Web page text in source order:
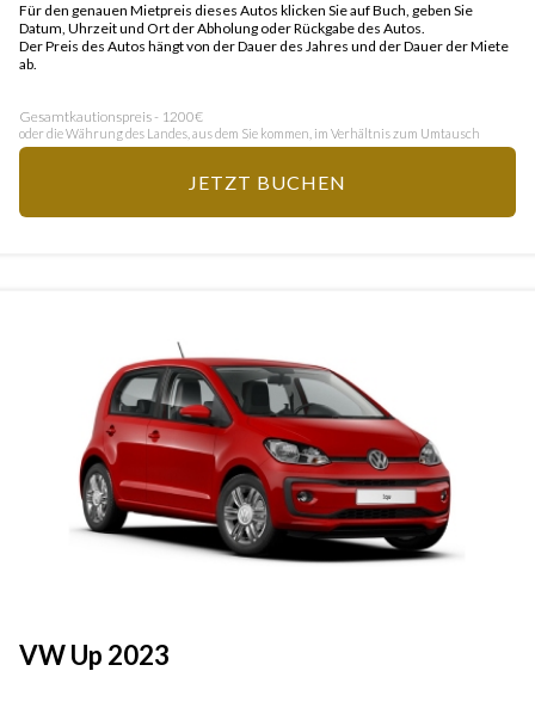
Für den genauen Mietpreis dieses Autos klicken Sie auf Buch, geben Sie
Datum, Uhrzeit und Ort der Abholung oder Rückgabe des Autos.
Der Preis des Autos hängt von der Dauer des Jahres und der Dauer der Miete
ab.
Gesamtkautionspreis - 1200€
oder die Währung des Landes, aus dem Sie kommen, im Verhältnis zum Umtausch
JETZT BUCHEN
VW Up 2023